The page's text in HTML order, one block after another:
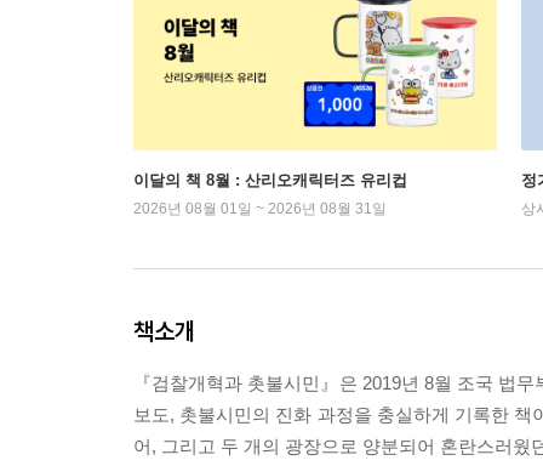
이달의 책 8월 : 산리오캐릭터즈 유리컵
2026년 08월 01일 ~ 2026년 08월 31일
정
상
책소개
『검찰개혁과 촛불시민』은 2019년 8월 조국 법
보도, 촛불시민의 진화 과정을 충실하게 기록한
어, 그리고 두 개의 광장으로 양분되어 혼란스러